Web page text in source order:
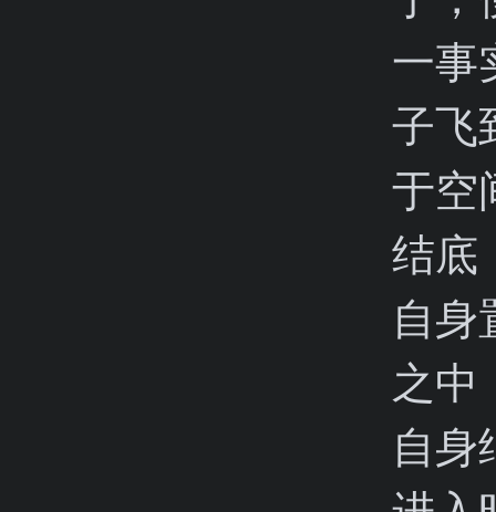
一事
子飞
于空
结底
自身
之中
自身